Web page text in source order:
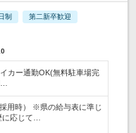
制 第二新卒歓迎
カー通勤OK(無料駐車場完
用時） ※県の給与表に準じ
応じて…